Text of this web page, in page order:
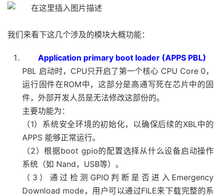
我们来看下这几个涉及的模块大概功能：
Application primary boot loader (APPS PBL)
PBL 启动时，CPU只开启了第一个核心 CPU Core 0，
运行固件在ROM中，这部分是高通写死在芯片中的固
件，外部开发人员是无法修改这部份的。
主要功能为：
（1）系统安全环境的初始化，以确保后续的XBL中的
APPS 能够正常运行。
（2）根据boot gpio的配置选择从什么设备启动操作
系统（如 Nand，USB等）。
（3）通过检测GPIO判断是否进入Emergency
Download mode，用户可以通过FILE来下载完整的系